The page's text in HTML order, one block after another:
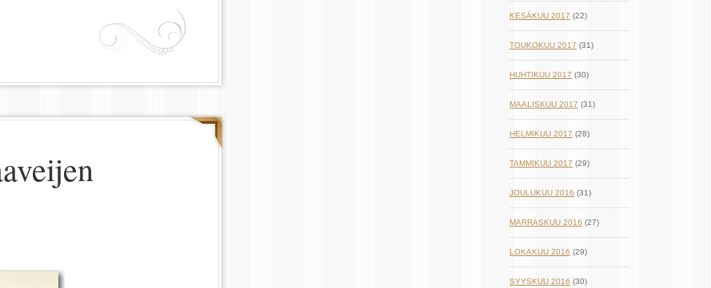
KESÄKUU 2017 (22)
TOUKOKUU 2017 (31)
HUHTIKUU 2017 (30)
MAALISKUU 2017 (31)
HELMIKUU 2017 (28)
TAMMIKUU 2017 (29)
JOULUKUU 2016 (31)
MARRASKUU 2016 (27)
LOKAKUU 2016 (29)
SYYSKUU 2016 (30)